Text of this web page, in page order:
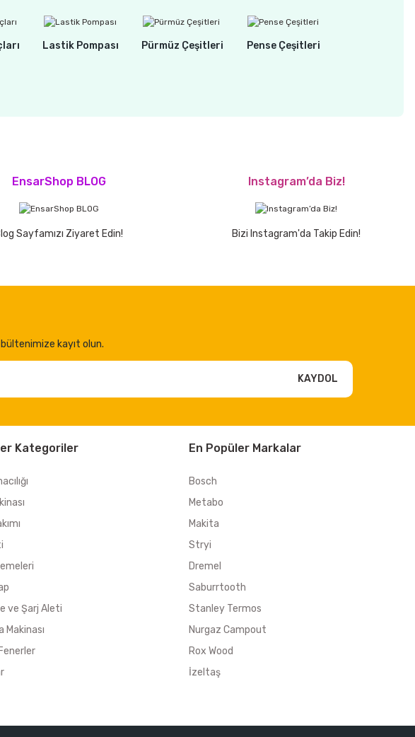
Lastik Pompası Pürmüz Çeşitleri Pense Çeşitleri
EnsarShop BLOG
Sayfamızı Ziyaret Edin!
Instagram’da Biz!
Bizi Instagram'da Takip Edin!
kayıt olun.
KAYDOL
Kategoriler
ve Şarj Aleti
Makinası
En Popüler Markalar
Bosch
Metabo
Makita
Stryi
Dremel
Saburrtooth
Stanley Termos
Nurgaz Campout
Rox Wood
İzeltaş